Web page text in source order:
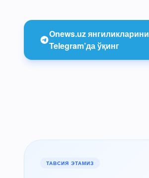
Onews.uz янгиликларини
Telegram’да ўқинг
ТАВСИЯ ЭТАМИЗ